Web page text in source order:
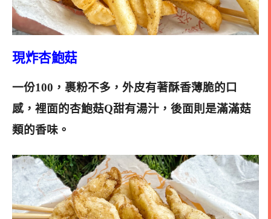
現炸杏鮑菇
一份100， 裹粉不多，外皮有著酥香薄脆的口
感，裡面的杏鮑菇Q甜有湯汁，後面則是滿滿菇
類的香味。